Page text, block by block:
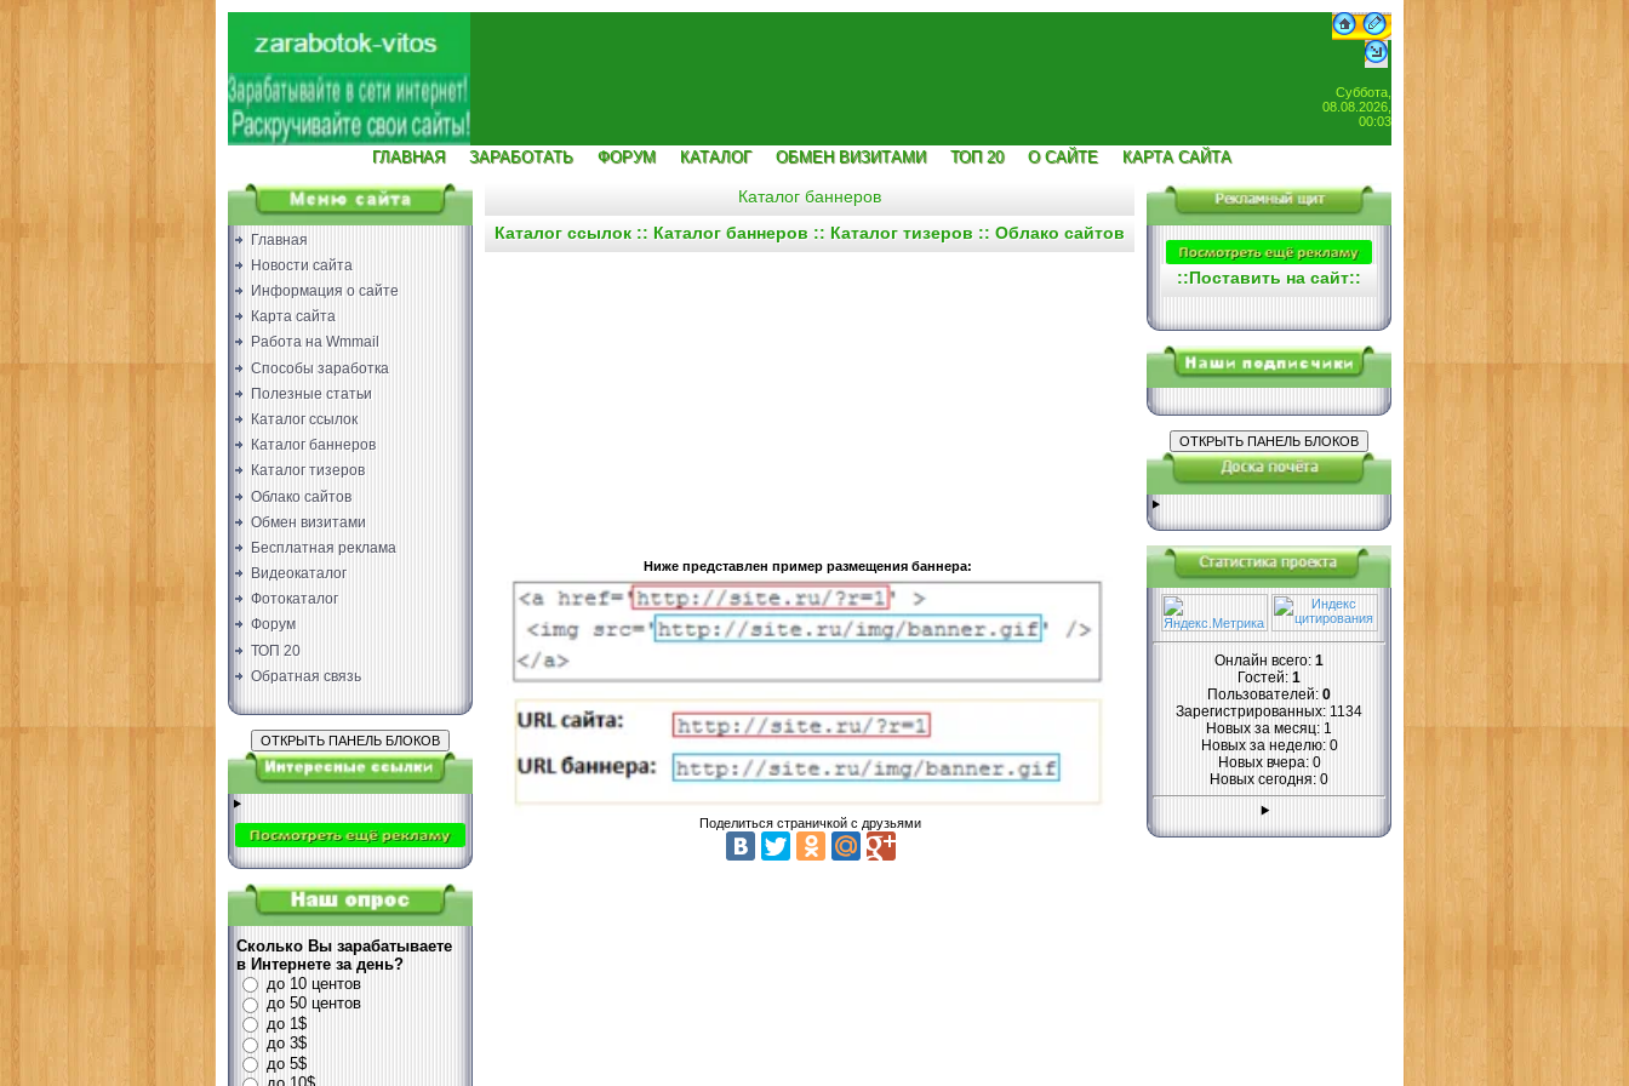
Суббота,
08.08.2026,
00:03
ГЛАВНАЯ ЗАРАБОТАТЬ ФОРУМ КАТАЛОГ ОБМЕН ВИЗИТАМИ ТОП 20 О САЙТЕ КАРТА САЙТА
Главная
Новости сайта
Информация о сайте
Карта сайта
Работа на Wmmail
Способы заработка
Полезные статьи
Каталог ссылок
Каталог баннеров
Каталог тизеров
Облако сайтов
Обмен визитами
Бесплатная реклама
Видеокаталог
Фотокаталог
Форум
ТОП 20
Обратная связь
Сколько Вы зарабатываете
в Интернете за день?
до 10 центов
до 50 центов
до 1$
до 3$
до 5$
Каталог баннеров
Каталог ссылок :: Каталог баннеров :: Каталог тизеров :: Облако сайтов
Ниже представлен пример размещения баннера:
Поделиться страничкой с друзьями
::Поставить на сайт::
Онлайн всего: 1
Гостей: 1
Пользователей: 0
Зарегистрированных: 1134
Новых за месяц: 1
Новых за неделю: 0
Новых вчера: 0
Новых сегодня: 0